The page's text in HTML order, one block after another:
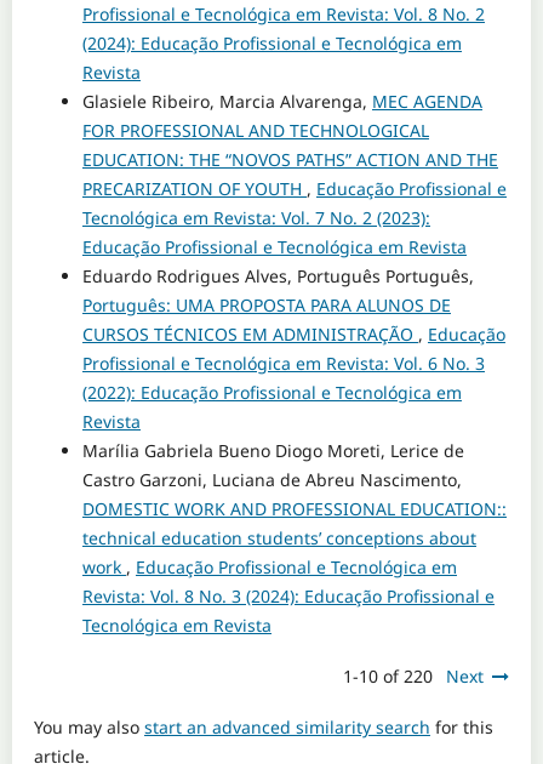
Profissional e Tecnológica em Revista: Vol. 8 No. 2
(2024): Educação Profissional e Tecnológica em
Revista
Glasiele Ribeiro, Marcia Alvarenga, MEC AGENDA
FOR PROFESSIONAL AND TECHNOLOGICAL
EDUCATION: THE “NOVOS PATHS” ACTION AND THE
PRECARIZATION OF YOUTH , Educação Profissional e
Tecnológica em Revista: Vol. 7 No. 2 (2023):
Educação Profissional e Tecnológica em Revista
Eduardo Rodrigues Alves, Português Português,
Português: UMA PROPOSTA PARA ALUNOS DE
CURSOS TÉCNICOS EM ADMINISTRAÇÃO , Educação
Profissional e Tecnológica em Revista: Vol. 6 No. 3
(2022): Educação Profissional e Tecnológica em
Revista
Marília Gabriela Bueno Diogo Moreti, Lerice de
Castro Garzoni, Luciana de Abreu Nascimento,
DOMESTIC WORK AND PROFESSIONAL EDUCATION::
technical education students’ conceptions about
work , Educação Profissional e Tecnológica em
Revista: Vol. 8 No. 3 (2024): Educação Profissional e
Tecnológica em Revista
1-10 of 220 Next
You may also start an advanced similarity search for this
article.